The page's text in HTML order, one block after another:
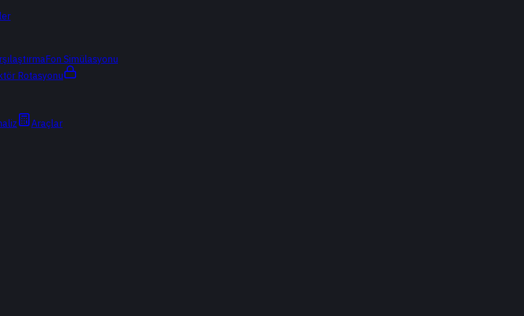
Fon Simülasyonu
Rotasyonu
Araçlar